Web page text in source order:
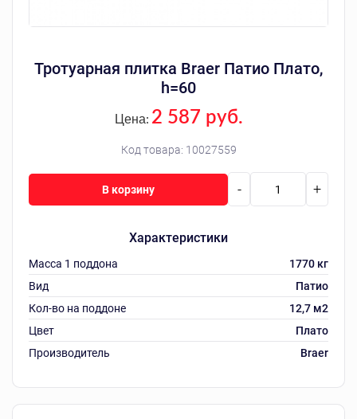
Тротуарная плитка Braer Патио Плато,
h=60
Код товара: 10027559
Цена: 2 587 руб.
Характеристики
Масса 1 поддона
1770 кг
Вид
Патио
Кол-во на поддоне
12,7 м2
Цвет
Плато
Производитель
Braer
- +
В корзину